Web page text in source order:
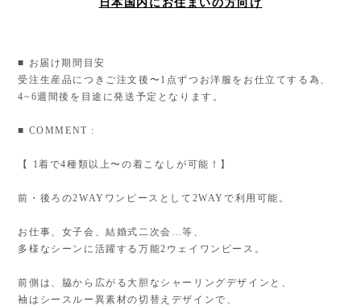
■ お届け期間目安
受注生産品につきご注文後〜1点ずつお洋服をお仕立てする為、
4~6週間後を目途に発送予定となります。
■ COMMENT :
【 1着で4種類以上〜の着こなしが可能！】
前・後ろの2WAYワンピースとして2WAYで利用可能。
お仕事、女子会、結婚式二次会…等、
多様なシーンに活躍する万能2ウェイワンピース。
前側は、脇から広がる大胆なシャーリングデザインと、
袖はシースルー異素材の切替えデザインで、